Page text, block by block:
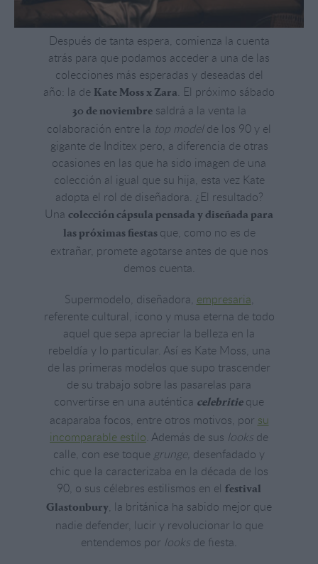
Después de tanta espera, comienza la cuenta
atrás para que podamos acceder a una de las
colecciones más esperadas y deseadas del
año: la de Kate Moss x Zara. El próximo sábado
30 de noviembresaldrá a la venta la
colaboración entre la top modelde los 90 y el
gigante de Inditex pero, a diferencia de otras
ocasiones en las que ha sido imagen de una
colección al igual que su hija, esta vez Kate
adopta el rol de diseñadora. ¿El resultado?
Una colección cápsula pensada y diseñada para
las próximas fiestas que, como no es de
extrañar, promete agotarse antes de que nos
demos cuenta.
Supermodelo, diseñadora, empresaria,
referente cultural, icono y musa eterna de todo
aquel que sepa apreciar la belleza en la
rebeldía y lo particular. Así es Kate Moss, una
de las primeras modelos que supo trascender
de su trabajo sobre las pasarelas para
convertirse en una auténtica celebritieque
acaparaba focos, entre otros motivos, por su
incomparable estilo. Además de sus looks de
calle, con ese toque grunge, desenfadado y
chic que la caracterizaba en la década de los
90, o sus célebres estilismos en el festival
Glastonbury, la británica ha sabido mejor que
nadie defender, lucir y revolucionar lo que
entendemos por looks de fiesta.